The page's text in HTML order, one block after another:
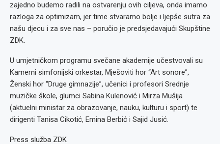
zajedno budemo radili na ostvarenju ovih ciljeva, onda imamo
razloga za optimizam, jer time stvaramo bolje i ljepše sutra za
našu djecu i za sve nas – poručio je predsjedavajući Skupštine
ZDK.
U umjetničkom programu svečane akademije učestvovali su
Kamerni simfonijski orkestar, Mješoviti hor “Art sonore”,
Ženski hor “Druge gimnazije”, učenici i profesori Srednje
muzičke škole, glumci Sabina Kulenović i Mirza Mušija
(aktuelni ministar za obrazovanje, nauku, kulturu i sport) te
dirigenti Tanisa Cikotić, Emina Berbić i Sajid Jusić.
Press služba ZDK